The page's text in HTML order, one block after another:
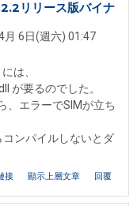
リリース版バイナ
月 6日(週六) 01:47
は、
が要るのでした。
、エラーでSIMが立ち
ンパイルしないとダ
接 顯示上層文章 回覆